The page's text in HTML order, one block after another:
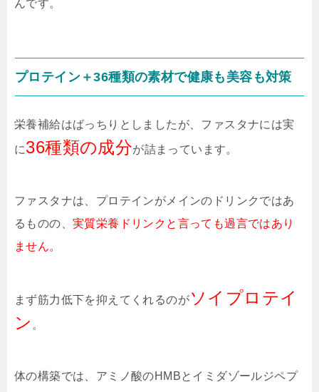
んです。
プロテイン＋36種類の素材で健康も美容も対策
栄養補給はばっちりとしましたが、ファスタナには実
に36種類の成分が詰まっています。
ファスタナは、プロテインがメインのドリンクではあ
るものの、 実質栄養ドリンクと言っても過言ではあり
ません。
まず筋力低下を抑えてくれるのがソイプロテイ
ン 。
体の構築では、アミノ酸のHMBとイミダゾールジペプ